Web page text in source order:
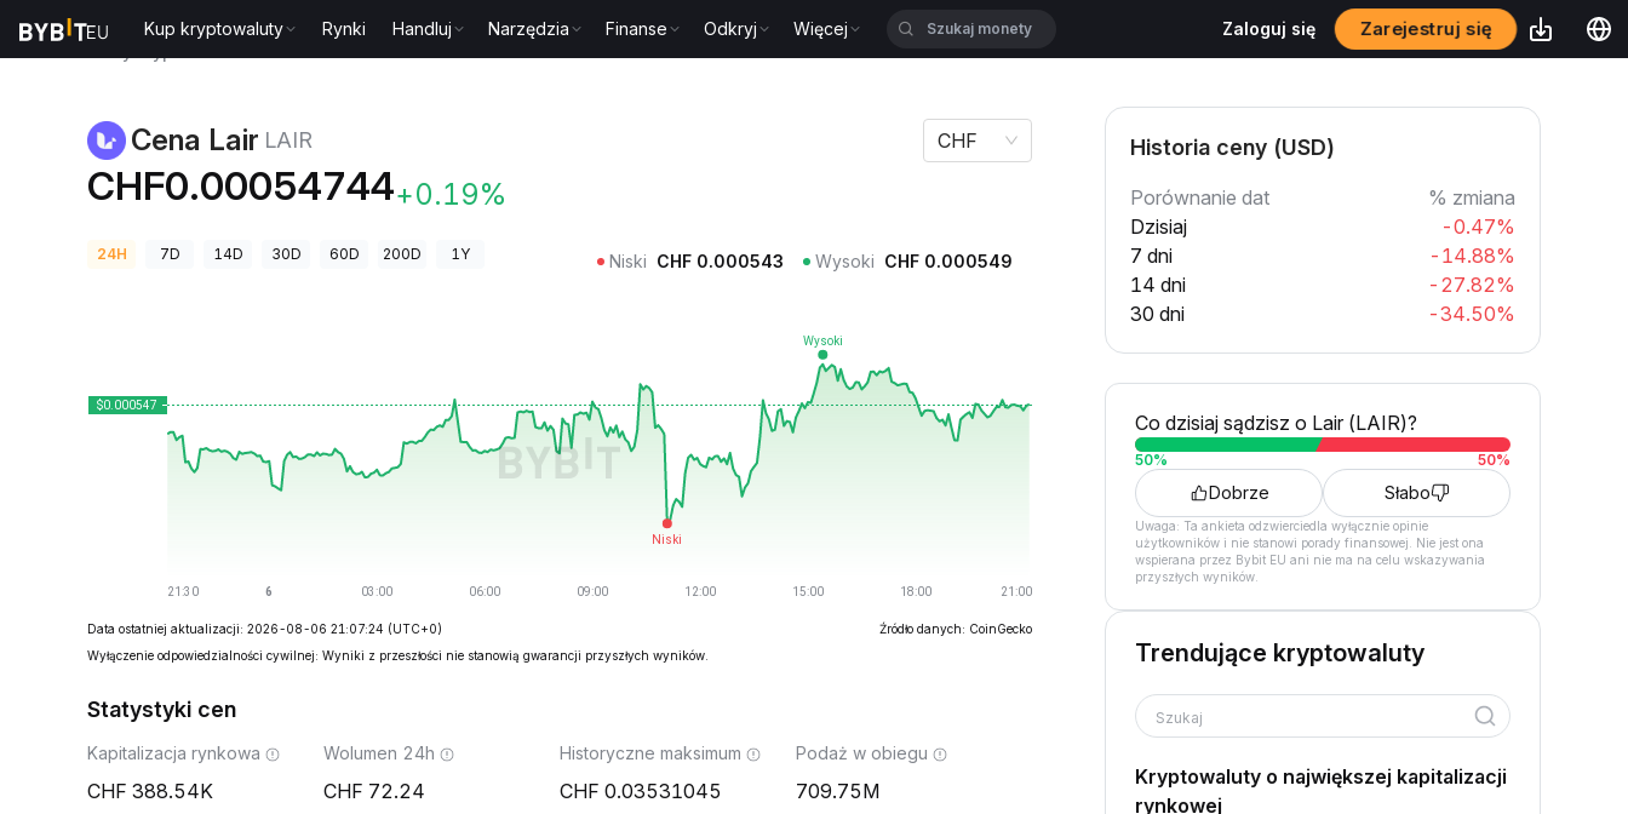
Kup kryptowaluty Rynki Handluj Narzędzia Finanse Odkryj Więcej Zaloguj się Zarejestruj się
Cena Lair LAIR
CHF0.00054744+0.19%
CHF
24H 7D 14D 30D 60D 200D 1Y Niski CHF 0.000543 Wysoki CHF 0.000549
Data ostatniej aktualizacji: 2026-08-06 21:07:24 (UTC+0)
Źródło danych: CoinGecko
Wyłączenie odpowiedzialności cywilnej: Wyniki z przeszłości nie stanowią gwarancji przyszłych wyników.
Statystyki cen
Kapitalizacja rynkowa
388.54K
Wolumen 24h
72.24
Historyczne maksimum
0.03531045
Podaż w obiegu
709.75M
Historia ceny (USD)
Porównanie dat
% zmiana
Dzisiaj
-0.47%
7 dni
-14.88%
14 dni
-27.82%
30 dni
-34.50%
Co dzisiaj sądzisz o Lair (LAIR)?
50% 50%
Dobrze Słabo
Uwaga: Ta ankieta odzwierciedla wyłącznie opinie
użytkowników i nie stanowi porady finansowej. Nie jest ona
wspierana przez Bybit EU ani nie ma na celu wskazywania
przyszłych wyników.
Trendujące kryptowaluty
Szukaj
Kryptowaluty o największej kapitalizacji
rynkowej